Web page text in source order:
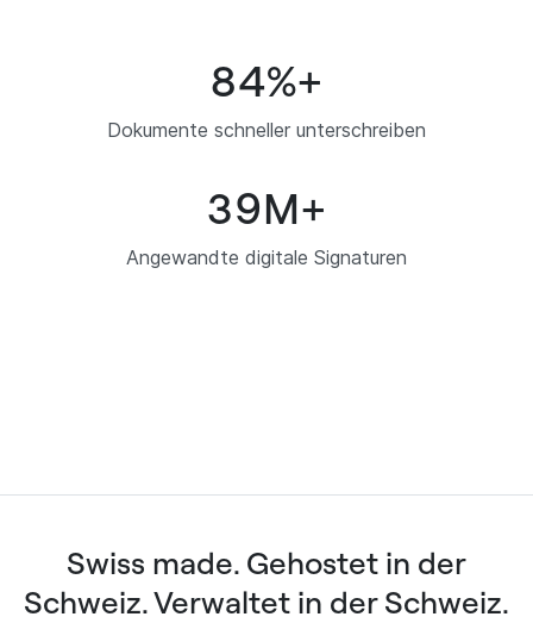
99%+
Dokumente schneller unterschreiben
39M+
Angewandte digitale Signaturen
Swiss made. Gehostet in der
Schweiz. Verwaltet in der Schweiz.